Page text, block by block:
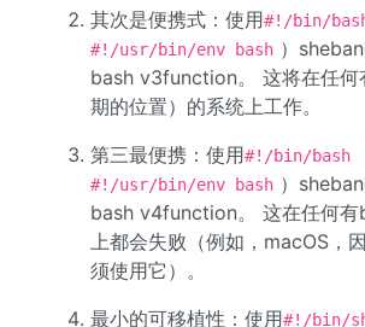
其次是便携式：使用#!/bin/
#!/usr/bin/env bash ）
bash v3function。 这将在任何
期的位置）的系统上工作。
第三最便携：使用#!/bin/bash
#!/usr/bin/env bash ）
bash v4function。 这在任何
上都会失败（例如，macOS，
须使用它）。
最小的可移植性：使用#!/bin/